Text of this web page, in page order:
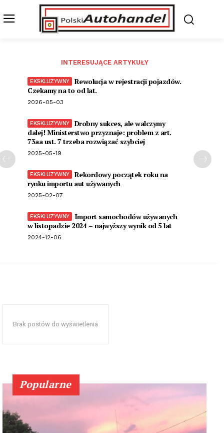
INTERESUJĄCE ARTYKUŁY
Rewolucja w rejestracji pojazdów.
Czekamy na to od lat.
2026-05-03
Drobny sukces, ale walczymy
dalej! Ministerstwo przyznaje: problem z art.
73aa ust. 7 trzeba rozwiązać szybciej
2025-05-19
Rekordowy początek roku na
rynku importu aut używanych
2025-02-07
Import samochodów używanych
w listopadzie 2024 – najwyższy wynik od 5 lat
2024-12-06
Brak postów do wyświetlenia
Popularne